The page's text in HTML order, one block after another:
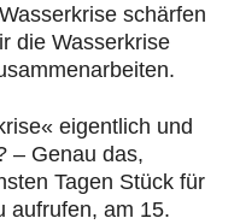
schärfen
die Wasserkrise
eigentlich und
– Genau das,
Tagen Stück für
aufrufen, am 15.